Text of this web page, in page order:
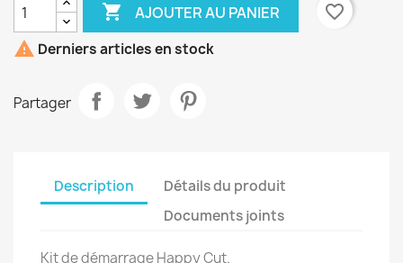
 AJOUTER AU PANIER
favorite_border
 Derniers articles en stock
Partager
Description
Détails du produit
Documents joints
Kit de démarrage Happy Cut.